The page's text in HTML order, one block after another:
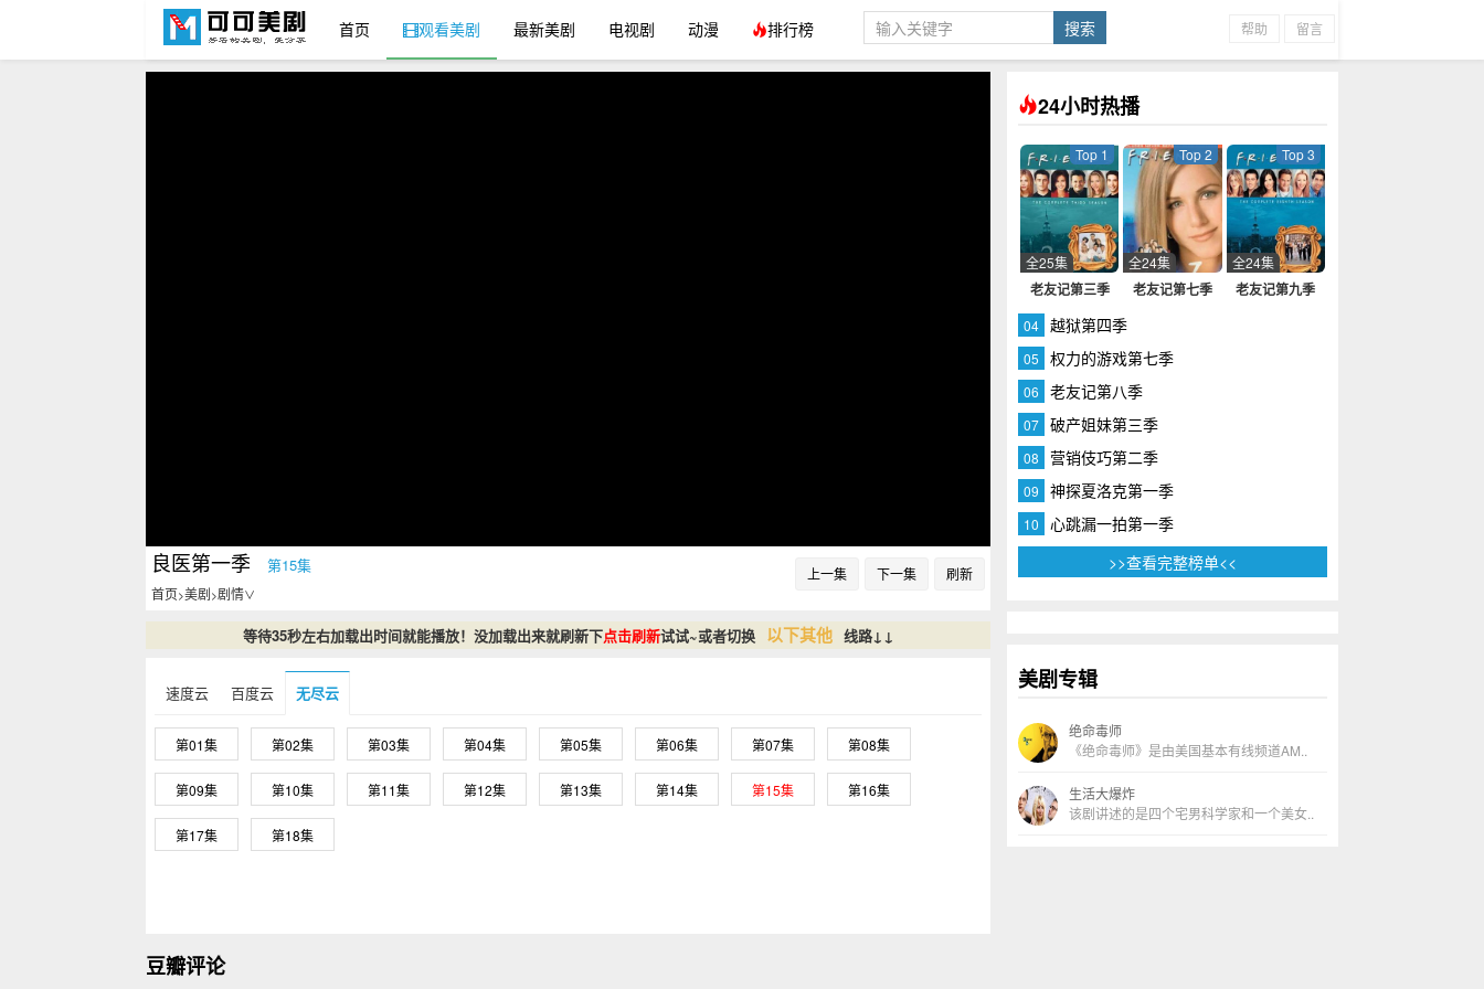
首页 观看美剧 最新美剧 电视剧 动漫 排行榜 帮助 留言
上一集 下一集 刷新
良医第一季 第15集
首页>美剧>剧情∨
等待35秒左右加载出时间就能播放！没加载出来就刷新下点击刷新试试~或者切换 以下其他 线路↓↓
速度云 百度云 无尽云
第01集 第02集 第03集 第04集 第05集 第06集 第07集 第08集
第09集 第10集 第11集 第12集 第13集 第14集 第15集 第16集
第17集 第18集
豆瓣评论
24小时热播
老友记第三季
Top 1
全25集
老友记第七季
Top 2
全24集
老友记第九季
Top 3
全24集
04 越狱第四季
05 权力的游戏第七季
06 老友记第八季
07 破产姐妹第三季
08 营销伎巧第二季
09 神探夏洛克第一季
10
心跳漏一拍第一季
>>查看完整榜单<<
美剧专辑
绝命毒师
《绝命毒师》是由美国基本有线频道AM..
生活大爆炸
该剧讲述的是四个宅男科学家和一个美女..